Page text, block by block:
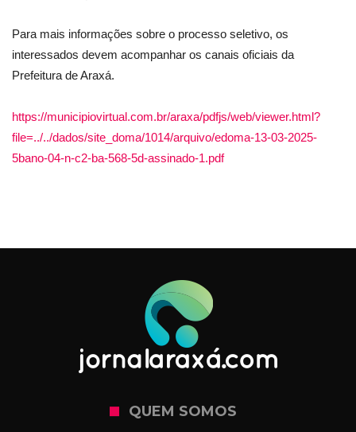
Para mais informações sobre o processo seletivo, os
interessados devem acompanhar os canais oficiais da
Prefeitura de Araxá.
https://municipiovirtual.com.br/araxa/pdfjs/web/viewer.html?
file=../../dados/site_doma/1014/arquivo/edoma-13-03-2025-
5bano-04-n-c2-ba-568-5d-assinado-1.pdf
QUEM SOMOS